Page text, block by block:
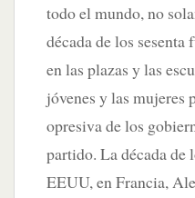
todo el mundo, no
década de los
en las plazas y las
jóvenes y las
opresiva de los
partido. La década de
EEUU, en Francia,